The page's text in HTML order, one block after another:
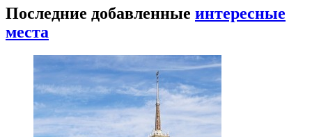
Последние добавленные интересные
места